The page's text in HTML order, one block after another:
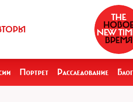
Портрет Расследование